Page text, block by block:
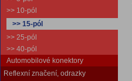
>> 10-pól
>> 15-pól
>> 25-pól
>> 40-pól
Automobilové konektory
Reflexní značení, odrazky